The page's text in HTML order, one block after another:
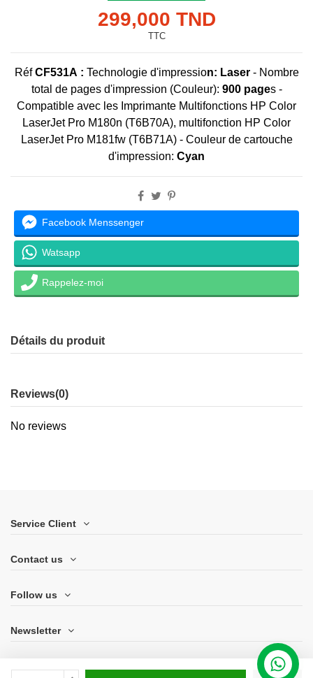
299,000 TND
TTC
RéfCF531A : Technologie d'impression: Laser- Nombre
total de pages d'impression (Couleur): 900 pages -
Compatible avec les Imprimante Multifonctions HP Color
LaserJet Pro M180n (T6B70A), multifonction HP Color
LaserJet Pro M181fw (T6B71A) - Couleur de cartouche
d'impression: Cyan
Facebook Menssenger
Watsapp
Rappelez-moi
Détails du produit
Reviews(0)
No reviews
Service Client
Contact us
Follow us
Newsletter